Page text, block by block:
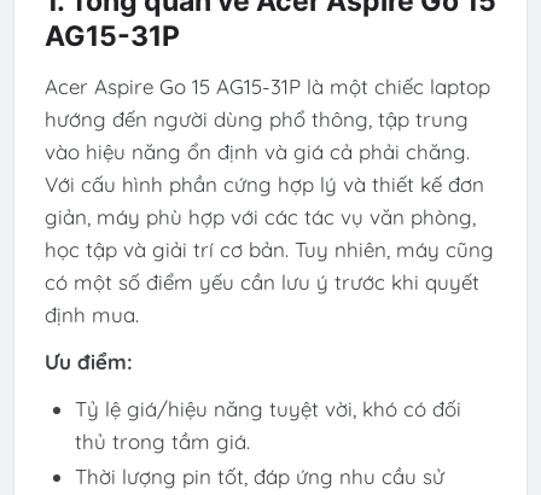
AG15-31P
Acer Aspire Go 15 AG15-31P là một chiếc laptop
hướng đến người dùng phổ thông, tập trung
vào hiệu năng ổn định và giá cả phải chăng.
Với cấu hình phần cứng hợp lý và thiết kế đơn
giản, máy phù hợp với các tác vụ văn phòng,
học tập và giải trí cơ bản. Tuy nhiên, máy cũng
có một số điểm yếu cần lưu ý trước khi quyết
định mua.
Ưu điểm:
Tỷ lệ giá/hiệu năng tuyệt vời, khó có đối
thủ trong tầm giá.
Thời lượng pin tốt, đáp ứng nhu cầu sử